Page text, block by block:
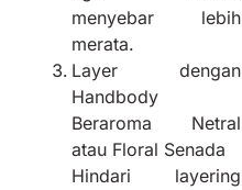
menyebar lebih
merata.
Layer dengan
Handbody
Beraroma Netral
atau Floral Senada
Hindari layering